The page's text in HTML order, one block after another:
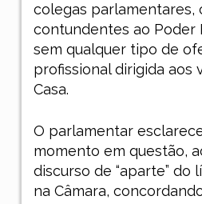
colegas parlamentares,
contundentes ao Poder
sem qualquer tipo de
profissional dirigida aos
Casa.
O parlamentar
momento em questão,
discurso de “aparte” do
na Câmara,